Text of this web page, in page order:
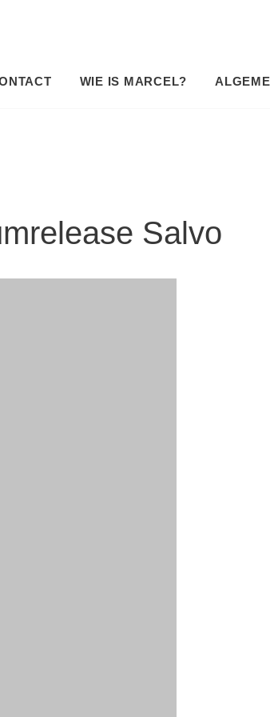
WIE IS MARCEL?
Salvo